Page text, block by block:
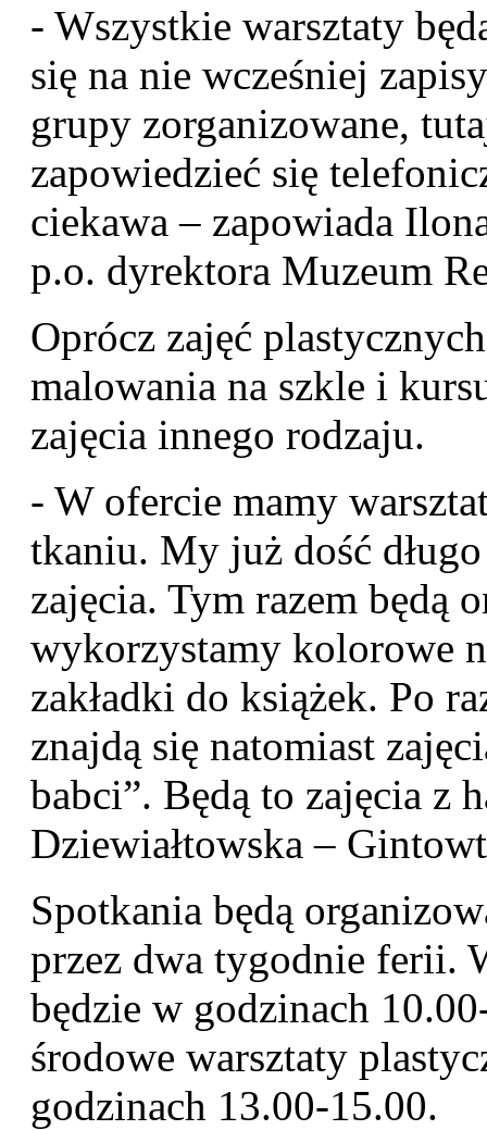
- Wszystkie warsztaty
się na nie wcześniej
grupy zorganizowane,
zapowiedzieć się
ciekawa – zapowiada
p.o. dyrektora Muzeum
Oprócz zajęć
malowania na szkle i
zajęcia innego rodzaju.
- W ofercie mamy
tkaniu. My już dość
zajęcia. Tym razem będą
wykorzystamy kolorowe
zakładki do książek. Po
znajdą się natomiast
babci”. Będą to zajęcia z
Dziewiałtowska –
Spotkania będą
przez dwa tygodnie ferii.
będzie w godzinach
środowe warsztaty
godzinach 13.00-15.00.